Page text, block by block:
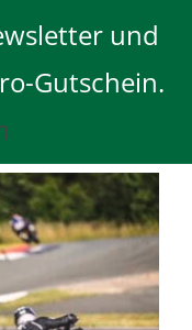
und
Gutschein.